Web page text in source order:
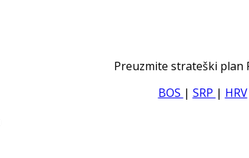
Preuzmite strateški plan
BOS | SRP | HRV